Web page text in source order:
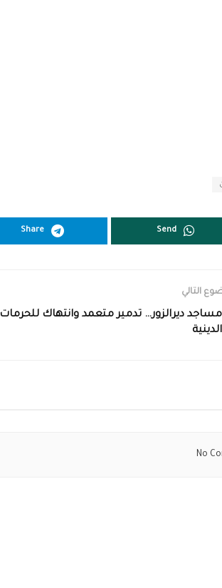
Send
Share
التالي
مساجد ديرالزور… تدمير متعمد وانتهاك للحرمات
الدينية
No